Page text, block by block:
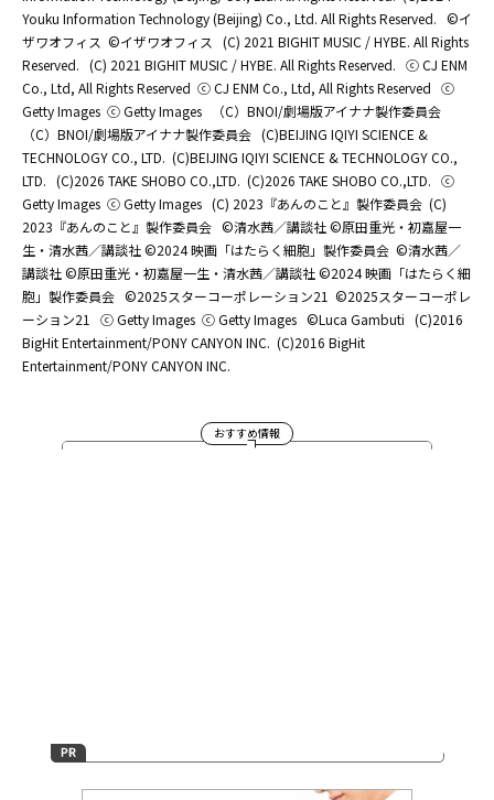
Youku Information Technology (Beijing) Co., Ltd. All Rights Reserved. ©イ
ザワオフィス ©イザワオフィス
(C) 2021 BIGHIT MUSIC / HYBE. All Rights
Reserved. (C) 2021 BIGHIT MUSIC / HYBE. All Rights Reserved. ⓒ CJ ENM
Co., Ltd, All Rights Reserved ⓒ CJ ENM Co., Ltd, All Rights Reserved ⓒ
Getty Images ⓒ Getty Images
（C）BNOI/劇場版アイナナ製作委員会
（C）BNOI/劇場版アイナナ製作委員会 (C)BEIJING IQIYI SCIENCE &
TECHNOLOGY CO., LTD. (C)BEIJING IQIYI SCIENCE & TECHNOLOGY CO.,
LTD. (C)2026 TAKE SHOBO CO.,LTD. (C)2026 TAKE SHOBO CO.,LTD. ⓒ
Getty Images ⓒ Getty Images (C) 2023『あんのこと』製作委員会 (C)
2023『あんのこと』製作委員会 ©清水茜／講談社 ©原田重光・初嘉屋一
生・清水茜／講談社 ©2024 映画「はたらく細胞」製作委員会 ©清水茜／
講談社 ©原田重光・初嘉屋一生・清水茜／講談社 ©2024 映画「はたらく細
胞」製作委員会 ©2025スターコーポレーション21 ©2025スターコーポレ
ーション21
ⓒ Getty Images ⓒ Getty Images ©Luca Gambuti (C)2016
BigHit Entertainment/PONY CANYON INC. (C)2016 BigHit
Entertainment/PONY CANYON INC.
おすすめ情報